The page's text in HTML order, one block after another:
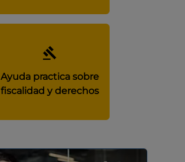
Ayuda practica sobre
fiscalidad y derechos